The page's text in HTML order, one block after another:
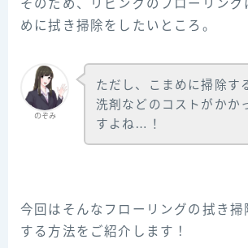
そのため、リビングのフローリング
めに拭き掃除をしたいところ。
のぞみ
ただし、こまめに掃除す
洗剤などのコストがかか
すよね…！
今回はそんなフローリングの拭き掃
する方法をご紹介します！